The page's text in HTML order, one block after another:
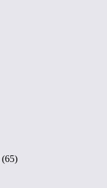
(65)